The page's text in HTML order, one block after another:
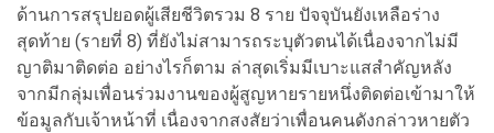
ด้านการสรุปยอดผู้เสียชีวิตรวม 8 ราย ปัจจุบันยังเหลือร่าง
สุดท้าย (รายที่ 8) ที่ยังไม่สามารถระบุตัวตนได้เนื่องจากไม่มี
ญาติมาติดต่อ อย่างไรก็ตาม ล่าสุดเริ่มมีเบาะแสสำคัญหลัง
จากมีกลุ่มเพื่อนร่วมงานของผู้สูญหายรายหนึ่งติดต่อเข้ามาให้
ข้อมูลกับเจ้าหน้าที่ เนื่องจากสงสัยว่าเพื่อนคนดังกล่าวหายตัว